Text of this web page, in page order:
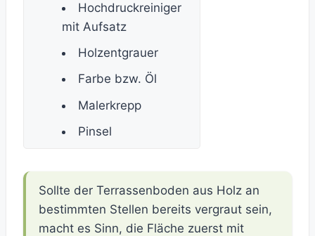
Hochdruckreiniger
mit Aufsatz
Holzentgrauer
Farbe bzw. Öl
Malerkrepp
Pinsel
Sollte der Terrassenboden aus Holz an
bestimmten Stellen bereits vergraut sein,
macht es Sinn, die Fläche zuerst mit